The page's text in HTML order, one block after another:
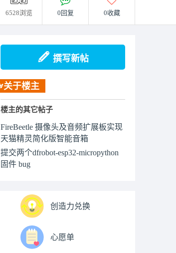
6528浏览 0回复 0收藏
撰写新帖
关于楼主
楼主的其它帖子
FireBeetle 摄像头及音频扩展板实现
天猫精灵简化版智能音箱
提交两个dfrobot-esp32-micropython
固件 bug
创造力兑换
心愿单